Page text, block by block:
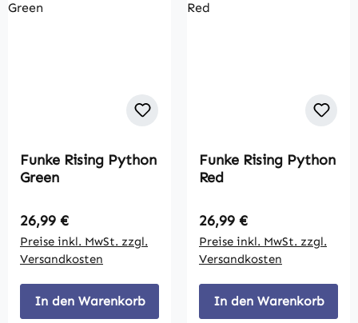
Funke Rising Python
Green
Regulärer Preis:
26,99 €
Preise inkl. MwSt. zzgl.
Versandkosten
In den Warenkorb
Funke Rising Python
Red
Regulärer Preis:
26,99 €
Preise inkl. MwSt. zzgl.
Versandkosten
In den Warenkorb